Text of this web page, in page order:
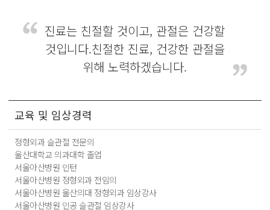
진료는 친절할 것이고, 관절은 건강할
것입니다.친절한 진료, 건강한 관절을
위해 노력하겠습니다.
교육 및 임상경력
정형외과 슬관절 전문의
울산대학교 의과대학 졸업
서울아산병원 인턴
서울아산병원 정형외과 전임의
서울아산병원 울산의대 정형외과 임상강사
서울아산병원 인공 슬관절 임상강사